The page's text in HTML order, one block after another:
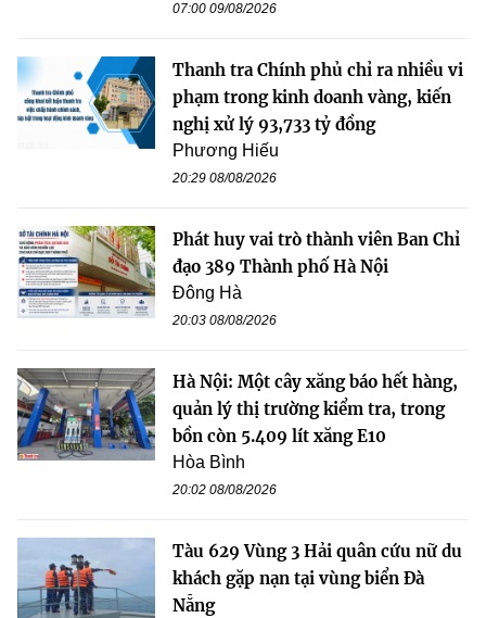
07:00 09/08/2026
Thanh tra Chính phủ chỉ ra nhiều vi
phạm trong kinh doanh vàng, kiến
nghị xử lý 93,733 tỷ đồng
Phương Hiếu
20:29 08/08/2026
Phát huy vai trò thành viên Ban Chỉ
đạo 389 Thành phố Hà Nội
Đông Hà
20:03 08/08/2026
Hà Nội: Một cây xăng báo hết hàng,
quản lý thị trường kiểm tra, trong
bồn còn 5.409 lít xăng E10
Hòa Bình
20:02 08/08/2026
Tàu 629 Vùng 3 Hải quân cứu nữ du
khách gặp nạn tại vùng biển Đà
Nẵng